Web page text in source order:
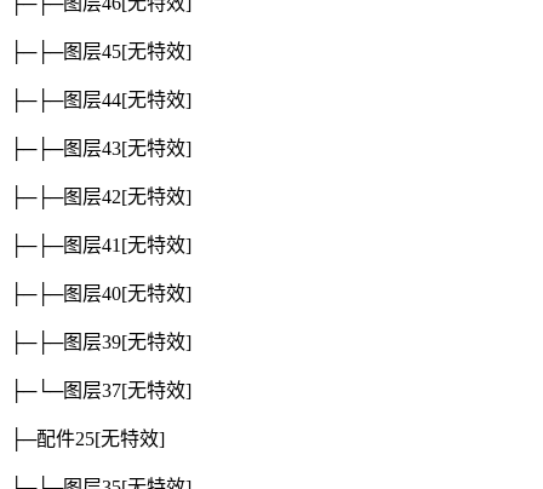
├─├─图层45[无特效]
├─├─图层44[无特效]
├─├─图层43[无特效]
├─├─图层42[无特效]
├─├─图层41 [无特效]
├─├─图层40[无特效]
├─├─图层39[无特效]
├─└─图层37[无特效]
├─配件25[无特效]